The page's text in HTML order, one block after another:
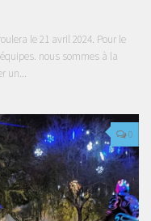
le 21 avril 2024. Pour le
nous sommes à la
un...
0